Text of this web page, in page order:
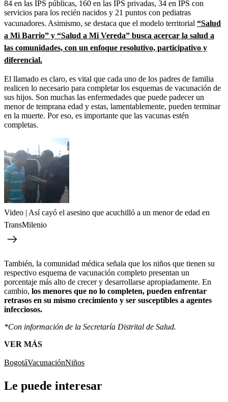
84 en las IPS públicas, 160 en las IPS privadas, 34 en IPS con
servicios para los recién nacidos y 21 puntos con pediatras
vacunadores. Asimismo, se destaca que el modelo territorial “Salud
a Mi Barrio” y “Salud a Mi Vereda” busca acercar la salud a
las comunidades, con un enfoque resolutivo, participativo y
diferencial.
El llamado es claro, es vital que cada uno de los padres de familia
realicen lo necesario para completar los esquemas de vacunación de
sus hijos. Son muchas las enfermedades que puede padecer un
menor de temprana edad y estas, lamentablemente, pueden terminar
en la muerte. Por eso, es importante que las vacunas estén
completas.
Video | Así cayó el asesino que acuchilló a un menor de edad en
TransMilenio
También, la comunidad médica señala que los niños que tienen su
respectivo esquema de vacunación completo presentan un
porcentaje más alto de crecer y desarrollarse apropiadamente. En
cambio, los menores que no lo completen, pueden enfrentar
retrasos en su mismo crecimiento y ser susceptibles a agentes
infecciosos.
*Con información de la Secretaría Distrital de Salud.
VER MÁS
BogotáVacunaciónNiños
Le puede interesar